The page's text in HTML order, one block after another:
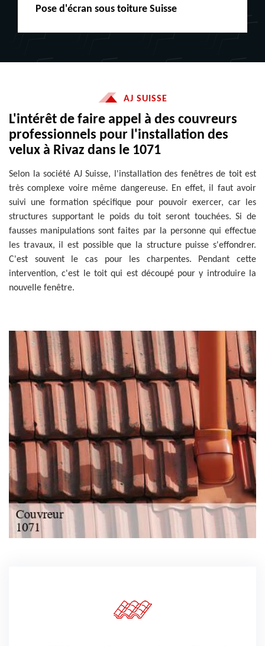
Peinture boiserie LE
AJ SUISSE
L'intérêt de faire appel à des couvreurs
professionnels pour l'installation des
velux à Rivaz dans le 1071
Selon la société AJ Suisse, l'installation des fenêtres de toit est
très complexe voire même dangereuse. En effet, il faut avoir
suivi une formation spécifique pour pouvoir exercer, car les
structures supportant le poids du toit seront touchées. Si de
fausses manipulations sont faites par la personne qui effectue
les travaux, il est possible que la structure puisse s'effondrer.
C'est souvent le cas pour les charpentes. Pendant cette
intervention, c'est le toit qui est découpé pour y introduire la
nouvelle fenêtre.